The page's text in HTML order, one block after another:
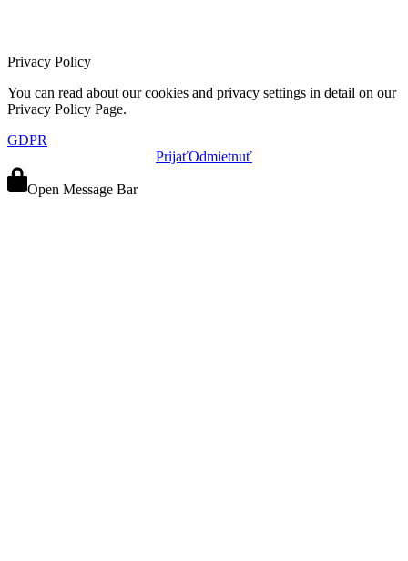
Privacy Policy
You can read about our cookies and privacy settings in detail on our
Privacy Policy Page.
GDPR
PrijaťOdmietnuť
Open Message Bar